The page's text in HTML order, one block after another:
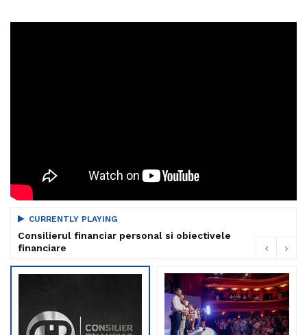
CURRENTLY PLAYING
Consilierul financiar personal si obiectivele
financiare